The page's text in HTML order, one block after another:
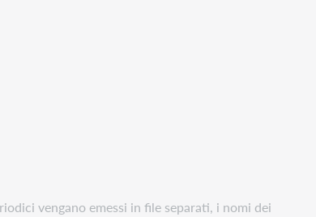
vengano emessi in file separati, i nomi dei